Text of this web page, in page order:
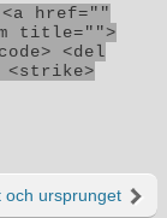
<a href=""
title="">
<del
<strike>
och ursprunget